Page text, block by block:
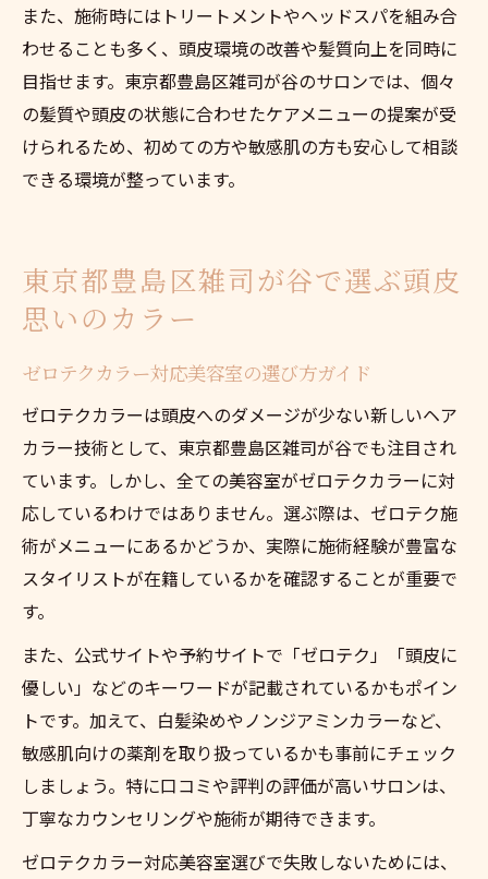
また、施術時にはトリートメントやヘッドスパを組み合
わせることも多く、頭皮環境の改善や髪質向上を同時に
目指せます。東京都豊島区雑司が谷のサロンでは、個々
の髪質や頭皮の状態に合わせたケアメニューの提案が受
けられるため、初めての方や敏感肌の方も安心して相談
できる環境が整っています。
東京都豊島区雑司が谷で選ぶ頭皮
思いのカラー
ゼロテクカラー対応美容室の選び方ガイド
ゼロテクカラーは頭皮へのダメージが少ない新しいヘア
カラー技術として、東京都豊島区雑司が谷でも注目され
ています。しかし、全ての美容室がゼロテクカラーに対
応しているわけではありません。選ぶ際は、ゼロテク施
術がメニューにあるかどうか、実際に施術経験が豊富な
スタイリストが在籍しているかを確認することが重要で
す。
また、公式サイトや予約サイトで「ゼロテク」「頭皮に
優しい」などのキーワードが記載されているかもポイン
トです。加えて、白髪染めやノンジアミンカラーなど、
敏感肌向けの薬剤を取り扱っているかも事前にチェック
しましょう。特に口コミや評判の評価が高いサロンは、
丁寧なカウンセリングや施術が期待できます。
ゼロテクカラー対応美容室選びで失敗しないためには、